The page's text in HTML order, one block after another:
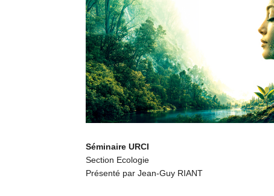
Séminaire URCI
Section Ecologie
Présenté par Jean-Guy RIANT